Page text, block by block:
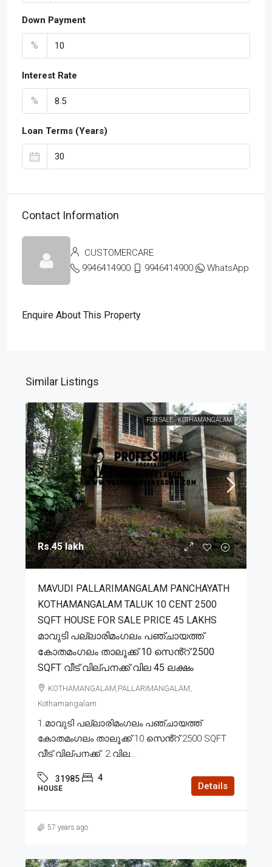
Down Payment
%
Interest Rate
%
Loan Terms (Years)
Contact Information
CUSTOMERCARE
9946414900
9946414900 WhatsApp
Enquire About This Property
Similar Listings
FOR SALE KOTHAMANGALAM
Rs.45 lakh
MAVUDI PALLARIMANGALAM PANCHAYATH
KOTHAMANGALAM TALUK 10 CENT 2500
SQFT HOUSE FOR SALE PRICE 45 LAKHS
മാവുടി പല്ലാരിമംഗലം പഞ്ചായത്ത്
കോതമംഗലം താലൂക്ക് 10 സെൻ്റ് 2500
SQFT വീട് വില്പനക്ക് വില 45 ലക്ഷം
KOTHAMANGALAM,PALLARIMANGALAM,
Kothamangalam
1.മാവുടി പല്ലാരിമംഗലം പഞ്ചായത്ത്
കോതമംഗലം താലൂക്ക് 10 സെൻ്റ് 2500 SQFT
വീട് വില്പനക്ക്. 2.വില...
31985 4
HOUSE Details
57 years ago